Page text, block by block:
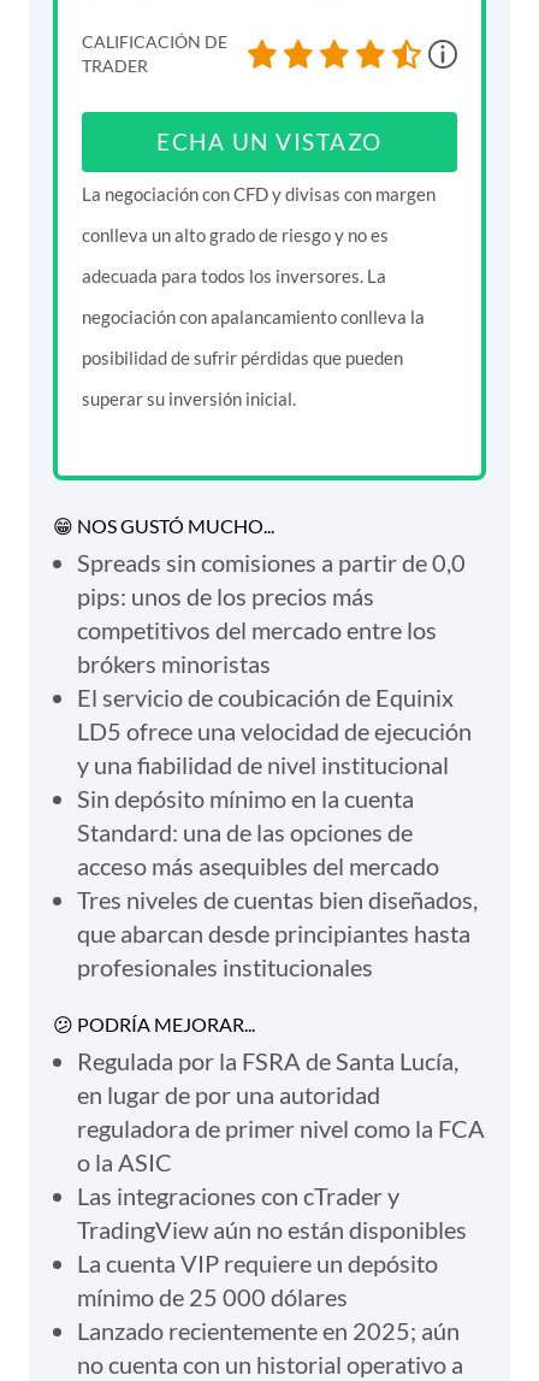
CALIFICACIÓN DE
TRADER
ECHA UN VISTAZO
La negociación con CFD y divisas con margen
conlleva un alto grado de riesgo y no es
adecuada para todos los inversores. La
negociación con apalancamiento conlleva la
posibilidad de sufrir pérdidas que pueden
superar su inversión inicial.
😁 NOS GUSTÓ MUCHO...
Spreads sin comisiones a partir de 0,0
pips: unos de los precios más
competitivos del mercado entre los
brókers minoristas
El servicio de coubicación de Equinix
LD5 ofrece una velocidad de ejecución
y una fiabilidad de nivel institucional
Sin depósito mínimo en la cuenta
Standard: una de las opciones de
acceso más asequibles del mercado
Tres niveles de cuentas bien diseñados,
que abarcan desde principiantes hasta
profesionales institucionales
😕 PODRÍA MEJORAR...
Regulada por la FSRA de Santa Lucía,
en lugar de por una autoridad
reguladora de primer nivel como la FCA
o la ASIC
Las integraciones con cTrader y
TradingView aún no están disponibles
La cuenta VIP requiere un depósito
mínimo de 25 000 dólares
Lanzado recientemente en 2025; aún
no cuenta con un historial operativo a